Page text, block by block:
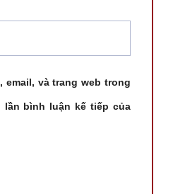
email, và trang web trong
lần bình luận kế tiếp của